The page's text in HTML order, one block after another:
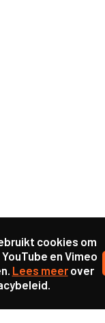
cookies om
en Vimeo
Lees meerover